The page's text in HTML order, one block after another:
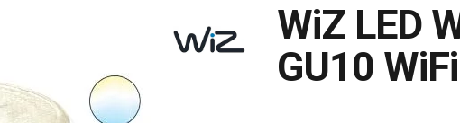
WiZ LED
GU10 WiFi